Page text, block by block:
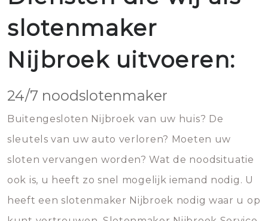
slotenmaker
Nijbroek uitvoeren:
24/7 noodslotenmaker
Buitengesloten Nijbroek van uw huis? De
sleutels van uw auto verloren? Moeten uw
sloten vervangen worden? Wat de noodsituatie
ook is, u heeft zo snel mogelijk iemand nodig. U
heeft een slotenmaker Nijbroek nodig waar u op